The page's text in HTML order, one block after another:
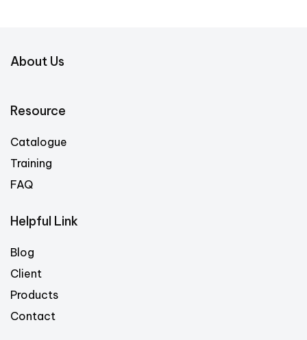
About Us
Resource
Catalogue
Training
FAQ
Helpful Link
Blog
Client
Products
Contact